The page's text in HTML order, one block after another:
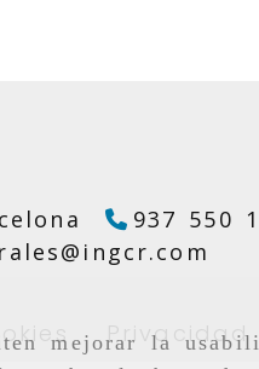
mejorar la
937 550
ingcr.com
Privacidad